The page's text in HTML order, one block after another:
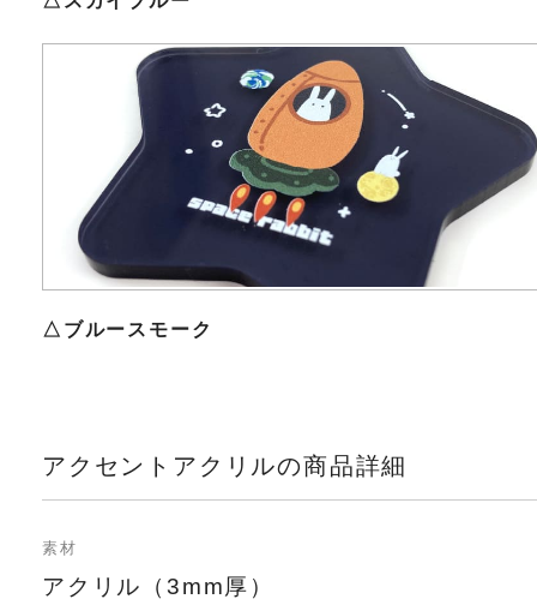
△ブルースモーク
アクセントアクリルの商品詳細
素材
アクリル（3mm厚）